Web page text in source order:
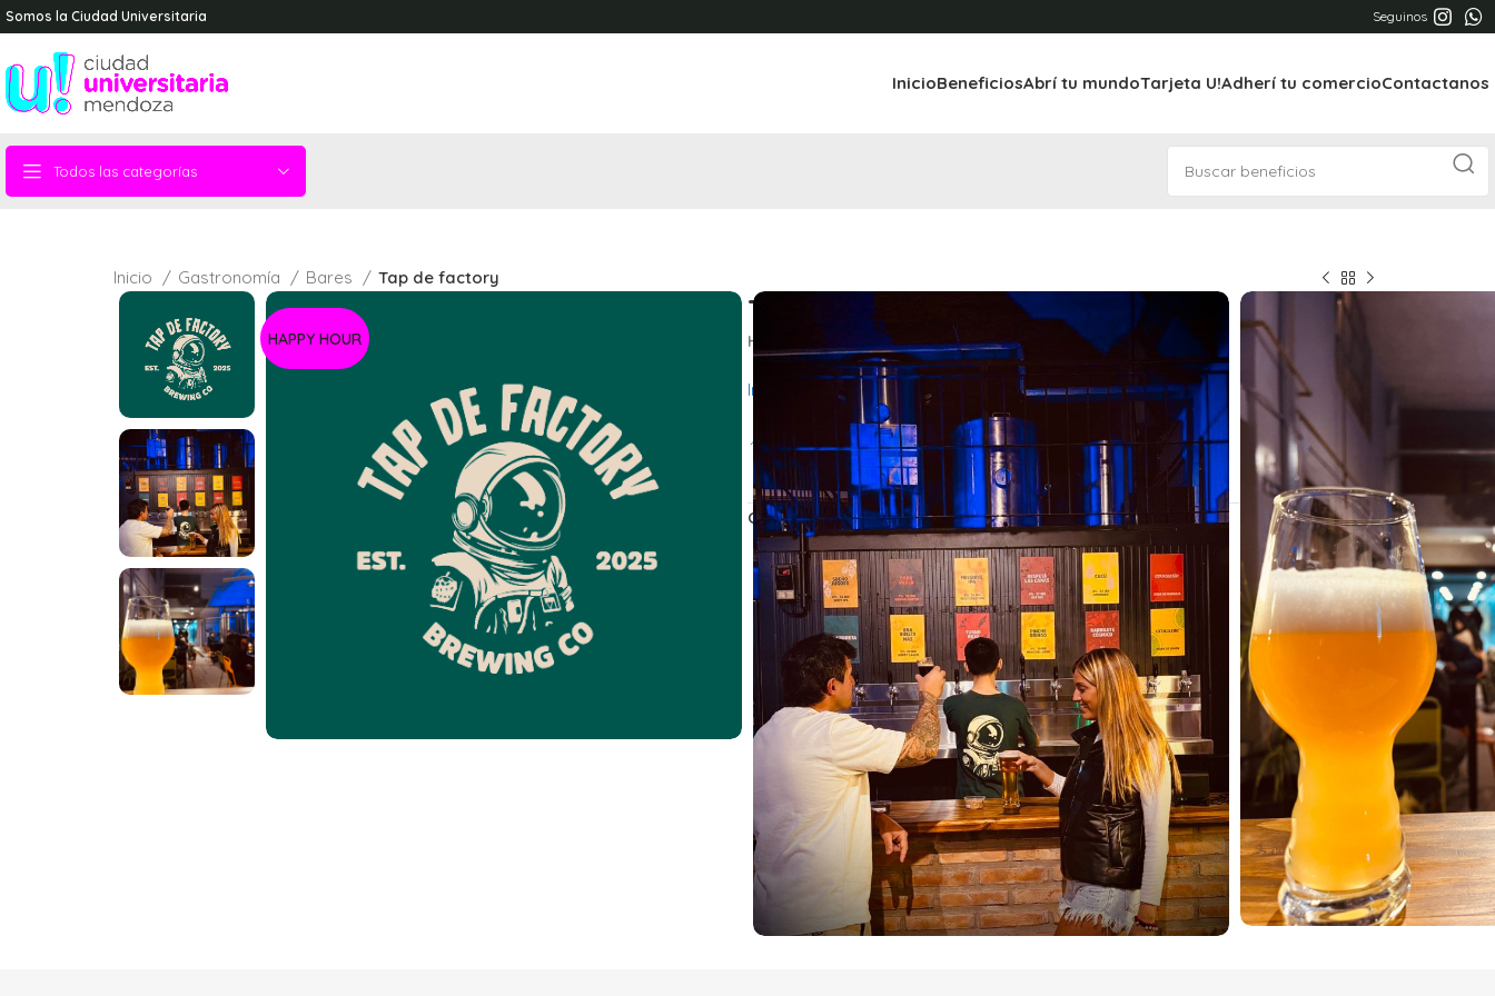
Somos la Ciudad Universitaria Seguinos
InicioBeneficiosAbrí tu mundoTarjeta U!Adherí tu comercioContactanos
Todos las categorías
Inicio Gastronomía Bares Tap de factory
HAPPY HOUR
Tap de factory
Happy hour toda la noche en cerveza artesanal.
Instagram @ tapdefactory
📌
Compartir: